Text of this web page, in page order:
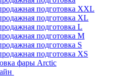
подготовка XXL
подготовка XL
подготовка L
подготовка M
подготовка S
подготовка XS
фары Arctic